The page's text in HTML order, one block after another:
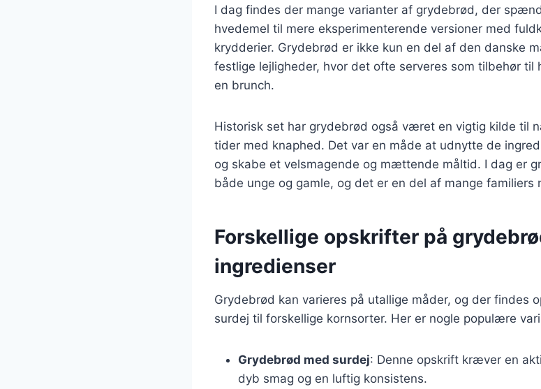
I dag findes der mange varianter af grydebrød, der
hvedemel til mere eksperimenterende versioner med
krydderier. Grydebrød er ikke kun en del af den danske
festlige lejligheder, hvor det ofte serveres som tilbehør til
en brunch.
Historisk set har grydebrød også været en vigtig kilde til
tider med knaphed. Det var en måde at udnytte de
og skabe et velsmagende og mættende måltid. I dag er
både unge og gamle, og det er en del af mange familiers
Forskellige opskrifter på
ingredienser
Grydebrød kan varieres på utallige måder, og der findes
surdej til forskellige kornsorter. Her er nogle populære
Grydebrød med surdej: Denne opskrift kræver en
dyb smag og en luftig konsistens.